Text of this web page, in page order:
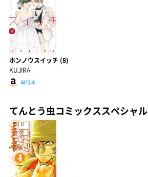
ホンノウスイッチ (8)
KUJIRA
単行本
てんとう虫コミックススペシャル